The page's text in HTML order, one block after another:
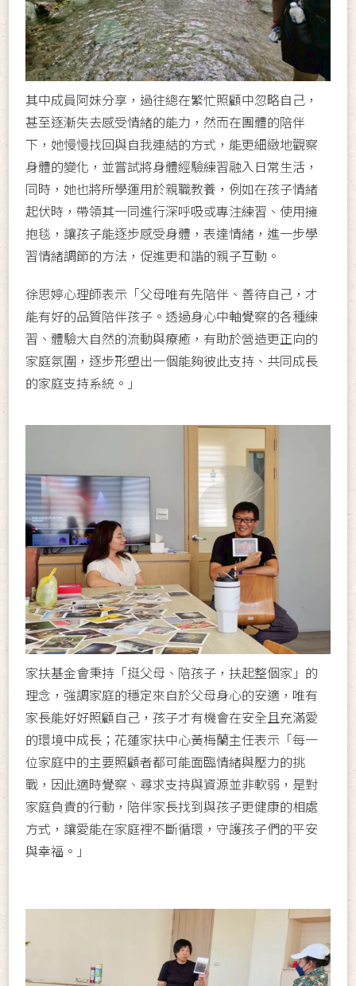
其中成員阿妹分享，過往總在繁忙照顧中忽略自己，
甚至逐漸失去感受情緒的能力，然而在團體的陪伴
下，她慢慢找回與自我連結的方式，能更細緻地觀察
身體的變化，並嘗試將身體經驗練習融入日常生活，
同時，她也將所學運用於親職教養，例如在孩子情緒
起伏時，帶領其一同進行深呼吸或專注練習、使用擁
抱毯，讓孩子能逐步感受身體，表達情緒，進一步學
習情緒調節的方法，促進更和諧的親子互動。
徐思婷心理師表示「父母唯有先陪伴、善待自己，才
能有好的品質陪伴孩子。透過身心中軸覺察的各種練
習、體驗大自然的流動與療癒，有助於營造更正向的
家庭氛圍，逐步形塑出一個能夠彼此支持、共同成長
的家庭支持系統。」
家扶基金會秉持「挺父母、陪孩子，扶起整個家」的
理念，強調家庭的穩定來自於父母身心的安適，唯有
家長能好好照顧自己，孩子才有機會在安全且充滿愛
的環境中成長；花蓮家扶中心黃梅蘭主任表示「每一
位家庭中的主要照顧者都可能面臨情緒與壓力的挑
戰，因此適時覺察、尋求支持與資源並非軟弱，是對
家庭負責的行動，陪伴家長找到與孩子更健康的相處
方式，讓愛能在家庭裡不斷循環，守護孩子們的平安
與幸福。」